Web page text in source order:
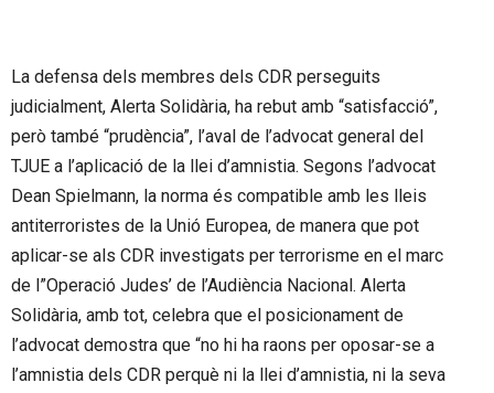
La defensa dels membres dels CDR perseguits
judicialment, Alerta Solidària, ha rebut amb “satisfacció”,
però també “prudència”, l’aval de l’advocat general del
TJUE a l’aplicació de la llei d’amnistia. Segons l’advocat
Dean Spielmann, la norma és compatible amb les lleis
antiterroristes de la Unió Europea, de manera que pot
aplicar-se als CDR investigats per terrorisme en el marc
de l”Operació Judes’ de l’Audiència Nacional. Alerta
Solidària, amb tot, celebra que el posicionament de
l’advocat demostra que “no hi ha raons per oposar-se a
l’amnistia dels CDR perquè ni la llei d’amnistia, ni la seva